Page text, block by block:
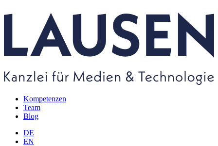
Kompetenzen
Team
Blog
DE
EN